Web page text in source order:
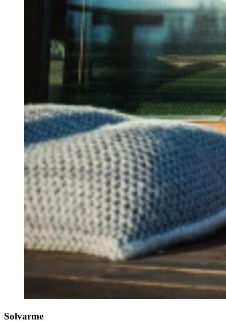
Solvarme